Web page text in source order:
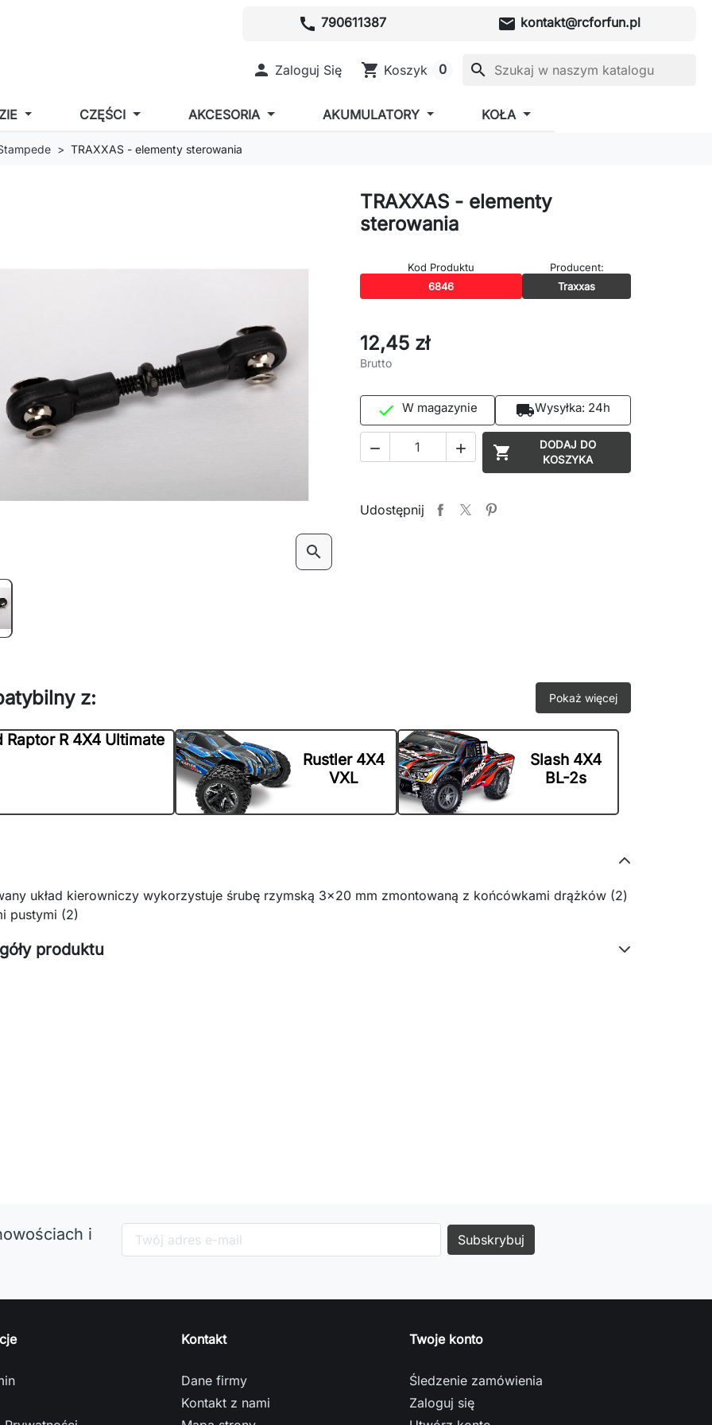
call 790611387 mail kontakt@rcforfun.pl
 Zaloguj Się shopping_cart Koszyk 0 search
CZĘŚCI AKCESORIA AKUMULATORY KOŁA
TRAXXAS - elementy sterowania
search
TRAXXAS - elementy
sterowania
Kod Produktu
6846
Producent:
Traxxas
12,45 zł
Brutto
 W magazynie local_shippingWysyłka: 24h
  
DODAJ DO
KOSZYKA
Udostępnij
z: Pokaż więcej
Raptor R 4X4 Ultimate
Rustler 4X4
VXL
Slash 4X4
BL-2s
układ kierowniczy wykorzystuje śrubę rzymską 3x20 mm zmontowaną z końcówkami drążków (2)
pustymi (2)
produktu
i
Kontakt
Dane firmy
Kontakt z nami
Twoje konto
Śledzenie zamówienia
Zaloguj się